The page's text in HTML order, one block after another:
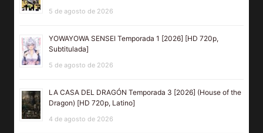
5 de agosto de 2026
YOWAYOWA SENSEI Temporada 1 [2026] [HD 720p,
Subtitulada]
5 de agosto de 2026
LA CASA DEL DRAGÓN Temporada 3 [2026] (House of the
Dragon) [HD 720p, Latino]
4 de agosto de 2026